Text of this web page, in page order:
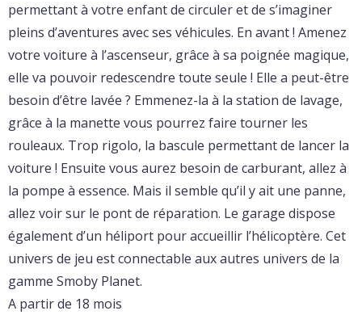
permettant à votre enfant de circuler et de s’imaginer
pleins d’aventures avec ses véhicules. En avant ! Amenez
votre voiture à l’ascenseur, grâce à sa poignée magique,
elle va pouvoir redescendre toute seule ! Elle a peut-être
besoin d’être lavée ? Emmenez-la à la station de lavage,
grâce à la manette vous pourrez faire tourner les
rouleaux. Trop rigolo, la bascule permettant de lancer la
voiture ! Ensuite vous aurez besoin de carburant, allez à
la pompe à essence. Mais il semble qu’il y ait une panne,
allez voir sur le pont de réparation. Le garage dispose
également d’un héliport pour accueillir l’hélicoptère. Cet
univers de jeu est connectable aux autres univers de la
gamme Smoby Planet.
A partir de 18 mois